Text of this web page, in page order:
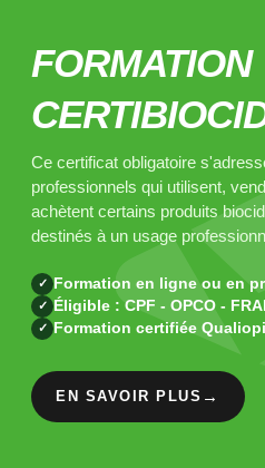
FORMATION
Ce certificat obligatoire
professionnels qui utilisent,
achètent certains produits
destinés à un usage
✓ Formation en ligne ou en
✓ Éligible : CPF - OPCO -
✓ Formation certifiée Qualiopi
EN SAVOIR PLUS →